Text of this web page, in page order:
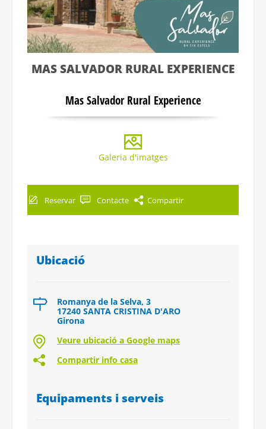
MAS SALVADOR RURAL EXPERIENCE
Mas Salvador Rural Experience
Galeria d'imatges
Reservar Contacte Compartir
Ubicació
Romanya de la Selva, 3
17240 SANTA CRISTINA D'ARO
Girona
Veure ubicació a Google maps
Compartir info casa
Equipaments i serveis